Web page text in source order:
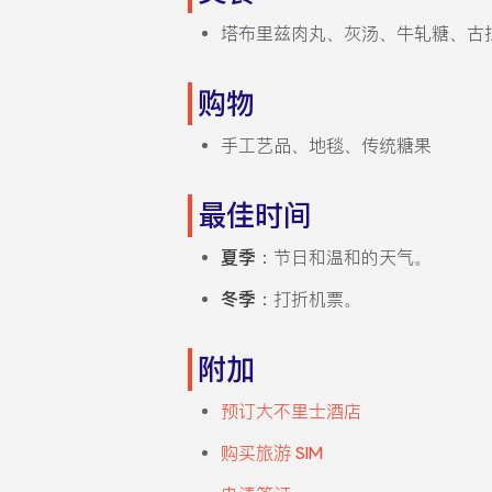
塔布里兹肉丸、灰汤、牛轧糖、古
购物
手工艺品、地毯、传统糖果
最佳时间
夏季 ：节日和温和的天气。
冬季 ：打折机票。
附加
预订大不里士酒店
购买旅游 SIM